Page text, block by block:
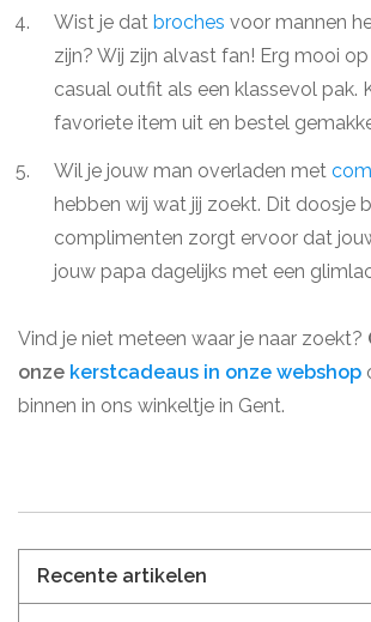
Wist je dat broches voor mannen
zijn? Wij zijn alvast fan! Erg mooi
casual outfit als een klassevol pak.
favoriete item uit en bestel
Wil je jouw man overladen met
hebben wij wat jij zoekt. Dit doosje
complimenten zorgt ervoor dat
jouw papa dagelijks met een
Vind je niet meteen waar je naar zoekt?
onze kerstcadeaus in onze webshop
binnen in ons winkeltje in Gent.
Recente artikelen